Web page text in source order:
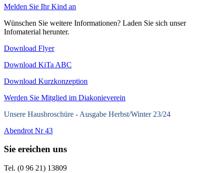
Melden Sie Ihr Kind an
Wünschen Sie weitere Informationen? Laden Sie sich unser
Infomaterial herunter.
Download Flyer
Download KiTa ABC
Download Kurzkonzeption
Werden Sie Mitglied im Diakonieverein
Unsere Hausbroschüre - Ausgabe Herbst/Winter 23/24
Abendrot Nr 43
Sie ereichen uns
Tel. (0 96 21) 13809